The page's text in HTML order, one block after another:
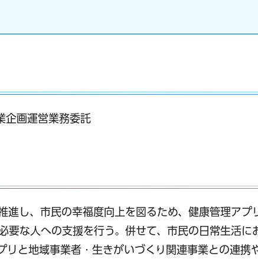
企画運営業務委託
進し、市民の幸福度向上を図るため、健康管理アプ
要な人への支援を行う。併せて、市民の日常生活に
リと地域事業者・生きがいづくり関連事業との連携